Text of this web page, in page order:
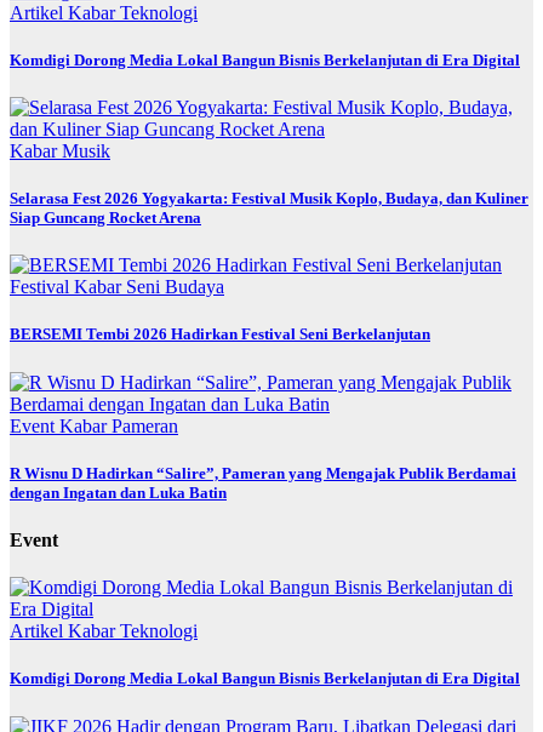
Artikel KabarTeknologi
Komdigi Dorong Media Lokal Bangun Bisnis Berkelanjutan di Era Digital
KabarMusik
Selarasa Fest 2026 Yogyakarta: Festival Musik Koplo, Budaya, dan Kuliner
Siap Guncang Rocket Arena
Festival Kabar Seni Budaya
BERSEMI Tembi 2026 Hadirkan Festival Seni Berkelanjutan
Event KabarPameran
R Wisnu D Hadirkan “Salire”, Pameran yang Mengajak Publik Berdamai
dengan Ingatan dan Luka Batin
Event
Artikel KabarTeknologi
Komdigi Dorong Media Lokal Bangun Bisnis Berkelanjutan di Era Digital